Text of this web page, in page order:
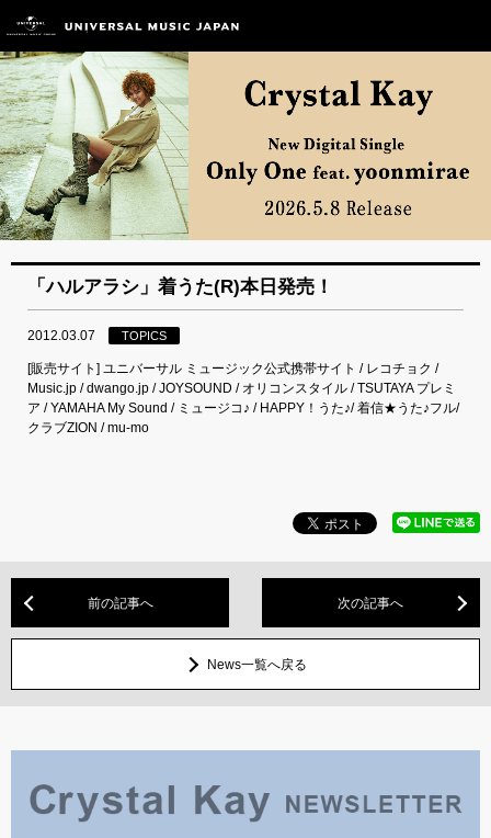
「ハルアラシ」着うた(R)本日発売！
2012.03.07 TOPICS
[販売サイト] ユニバーサル ミュージック公式携帯サイト / レコチョク /
Music.jp / dwango.jp / JOYSOUND / オリコンスタイル / TSUTAYA プレミ
ア / YAMAHA My Sound / ミュージコ♪ / HAPPY！うた♪/ 着信★うた♪フル/
クラブZION / mu-mo
前の記事へ 次の記事へ
News一覧へ戻る